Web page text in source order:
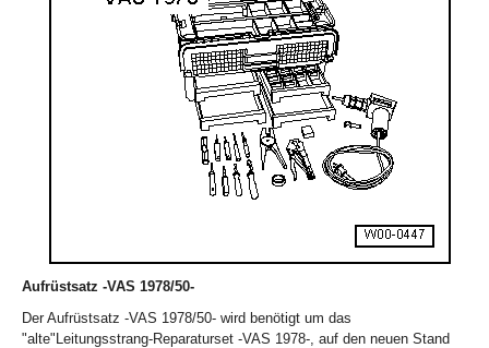
Aufrüstsatz -VAS 1978/50-
Der Aufrüstsatz -VAS 1978/50- wird benötigt um das
"alte"Leitungsstrang-Reparaturset -VAS 1978-, auf den neuen Stand